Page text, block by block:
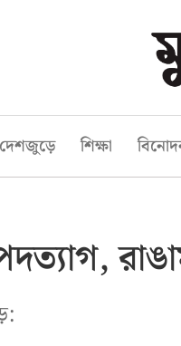
দেশজুড়ে শিক্ষা
পদত্যাগ,